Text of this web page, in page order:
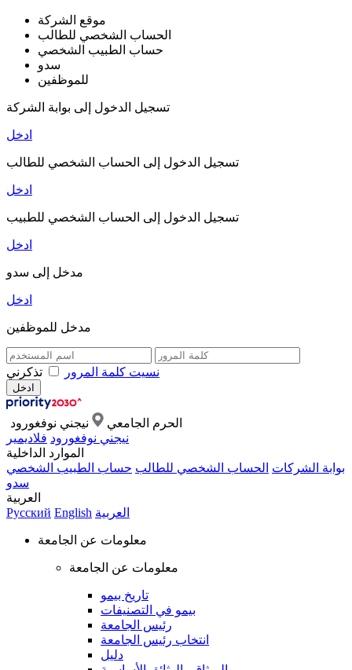
موقع الشركة
الحساب الشخصي للطالب
حساب الطبيب الشخصي
سدو
للموظفين
تسجيل الدخول إلى بوابة الشركة
ادخل
تسجيل الدخول إلى الحساب الشخصي للطالب
ادخل
تسجيل الدخول إلى الحساب الشخصي للطبيب
ادخل
مدخل إلى سدو
ادخل
مدخل للموظفين
نسيت كلمة المرور تذكرني
الحرم الجامعي
نيجني نوفغورود
نيجني نوفغورود فلاديمير
الموارد الداخلية
بوابة الشركات الحساب الشخصي للطالب حساب الطبيب الشخصي
سدو
العربية
Русский English العربية
معلومات عن الجامعة
معلومات عن الجامعة
تاريخ بيمو
بيمو في التصنيفات
رئيس الجامعة
انتخاب رئيس الجامعة
دليل